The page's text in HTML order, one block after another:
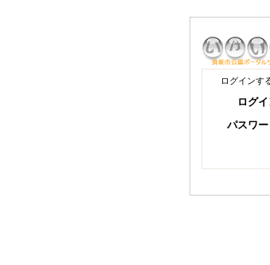
ログインす
ログ
パスワ